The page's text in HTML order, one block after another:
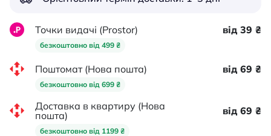
Точки видачі (Prostor)
безкоштовно від 499 ₴
від 39 ₴
Поштомат (Нова пошта)
безкоштовно від 699 ₴
від 69 ₴
Доставка в квартиру (Нова
пошта)
безкоштовно від 1199 ₴
від 69 ₴